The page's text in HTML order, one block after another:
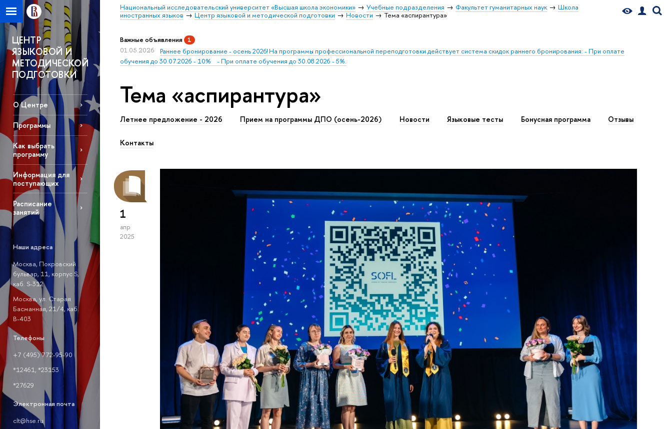
Национальный исследовательский университет «Высшая школа экономики» Учебные подразделения Факультет гуманитарных наук
Школа
иностранных языков
Центр языковой и методической подготовки Новости Тема «аспирантура»
ЦЕНТР
ЯЗЫКОВОЙ И
МЕТОДИЧЕСКОЙ
ПОДГОТОВКИ
О Центре
Программы
Как выбрать
программу
Информация для
поступающих
Расписание
занятий
Наши адреса
Москва, Покровский
бульвар, 11, корпус S,
каб. S-312
Москва, ул. Старая
Басманная, 21/4, каб.
В-403
Телефоны
+7 (495) 772-95-90
*12461, *23153
*27629
Электронная почта
clt@hse.ru
Важные объявления 1
01.05.2026
Раннее бронирование - осень 2026! На программы профессиональной переподготовки действует система скидок раннего бронирования: - При оплате
обучения до 30.07.2026 - 10% - При оплате обучения до 30.08.2026 - 5%.
Тема «аспирантура»
Летнее предложение - 2026 Прием на программы ДПО (осень-2026) Новости Языковые тесты Бонусная программа Отзывы
Контакты
1
апр
2025